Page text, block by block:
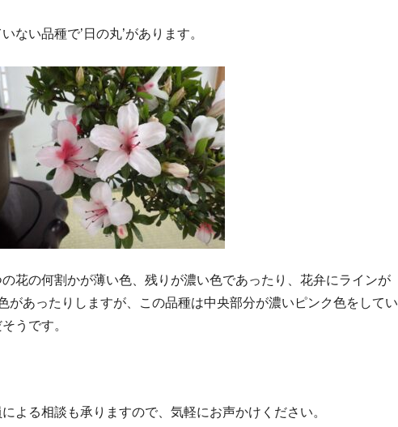
ない品種で’日の丸’があります。
花の何割かが薄い色、残りが濃い色であったり、花弁にラインが
があったりしますが、この品種は中央部分が濃いピンク色をしてい
うです。
よる相談も承りますので、気軽にお声かけください。